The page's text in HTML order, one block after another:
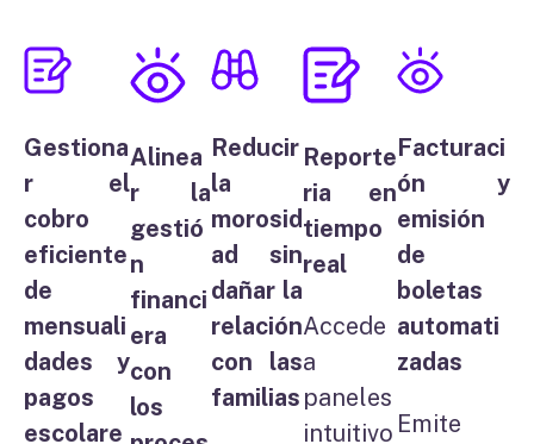
Gestiona
r el
cobro
eficiente
de
mensuali
dades y
pagos
escolare
Alinea
r la
gestió
n
financi
era
con
los
Reducir
la
morosid
ad sin
dañar la
relación
con las
familias
Reporte
ria en
tiempo
real
Accede
a
paneles
intuitivo
Facturaci
ón y
emisión
de
boletas
automati
zadas
Emite